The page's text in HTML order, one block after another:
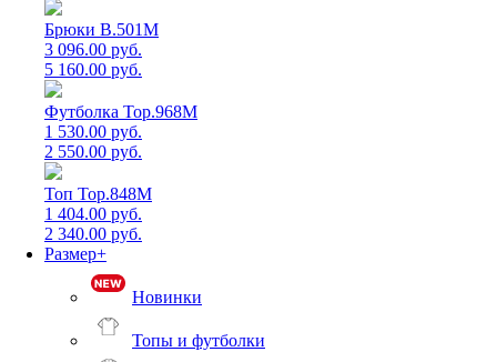
Брюки B.501M
3 096.00 руб.
5 160.00 руб.
Футболка Top.968M
1 530.00 руб.
2 550.00 руб.
Топ Top.848M
1 404.00 руб.
2 340.00 руб.
Размер+
Новинки
Топы и футболки